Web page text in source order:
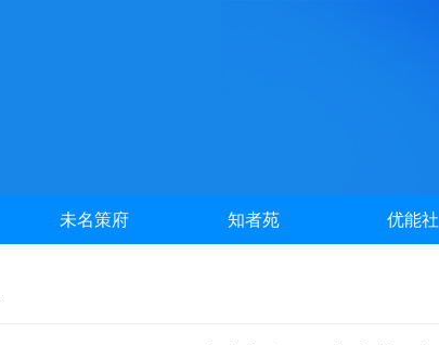
未名策府 知者苑 优能社